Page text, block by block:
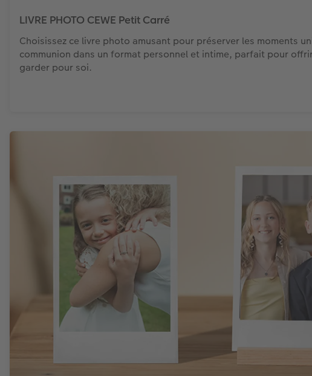
LIVRE PHOTO CEWE Petit Carré
Choisissez ce livre photo amusant pour préserver les moments
communion dans un format personnel et intime, parfait pour
garder pour soi.